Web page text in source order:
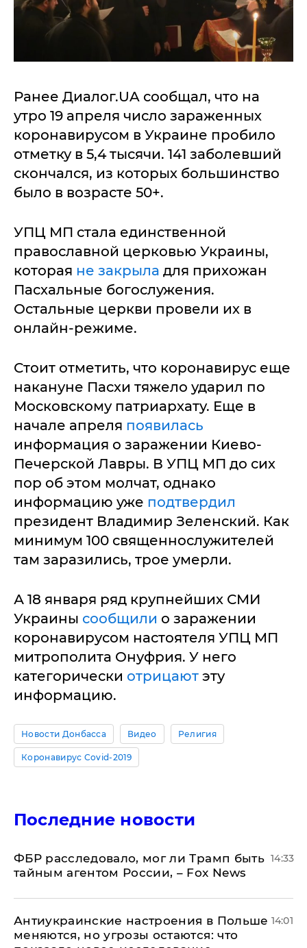
Ранее Диалог.UA сообщал, что на
утро 19 апреля число зараженных
коронавирусом в Украине пробило
отметку в 5,4 тысячи. 141 заболевший
скончался, из которых большинство
было в возрасте 50+.
УПЦ МП стала единственной
православной церковью Украины,
которая не закрыла для прихожан
Пасхальные богослужения.
Остальные церкви провели их в
онлайн-режиме.
Стоит отметить, что коронавирус еще
накануне Пасхи тяжело ударил по
Московскому патриархату. Еще в
начале апреля появилась
информация о заражении Киево-
Печерской Лавры. В УПЦ МП до сих
пор об этом молчат, однако
информацию уже подтвердил
президент Владимир Зеленский. Как
минимум 100 священнослужителей
там заразились, трое умерли.
А 18 января ряд крупнейших СМИ
Украины сообщили о заражении
коронавирусом настоятеля УПЦ МП
митрополита Онуфрия. У него
категорически отрицают эту
информацию.
Новости Донбасса Видео Религия
Коронавирус Covid-2019
Последние новости
ФБР расследовало, мог ли Трамп быть
тайным агентом России, – Fox News
14:33
Антиукраинские настроения в Польше
меняются, но угрозы остаются: что
14:01